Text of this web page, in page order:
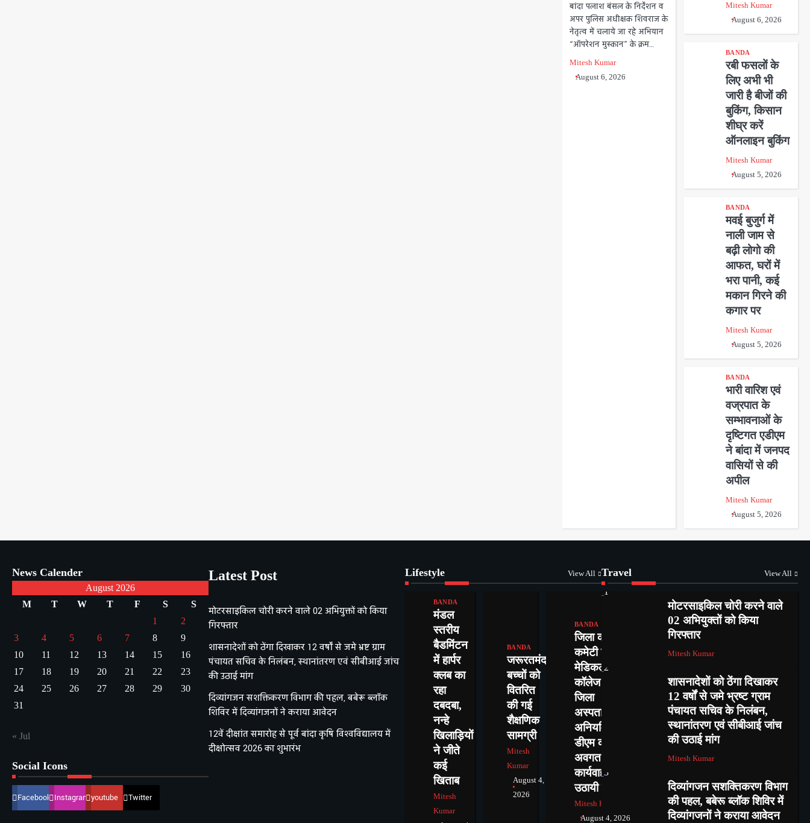
बांदा पलाश बंसल के निर्देशन व
अपर पुलिस अधीक्षक शिवराज के
नेतृत्व में चलाये जा रहे अभियान
“ऑपरेशन मुस्कान” के क्रम…
Mitesh Kumar
August 6, 2026
Mitesh Kumar
August 6, 2026
BANDA
रबी फसलों के
लिए अभी भी
जारी है बीजों की
बुकिंग, किसान
शीघ्र करें
ऑनलाइन बुकिंग
Mitesh Kumar
August 5, 2026
BANDA
मवई बुजुर्ग में
नाली जाम से
बढ़ी लोगो की
आफत, घरों में
भरा पानी, कई
मकान गिरने की
कगार पर
Mitesh Kumar
August 5, 2026
BANDA
भारी वारिश एवं
वज्रपात के
सम्भावनाओं के
दृष्टिगत एडीएम
ने बांदा में जनपद
वासियों से की
अपील
Mitesh Kumar
August 5, 2026
News Calender
August 2026
M
T W T F S
S
1
2
3
4 5 6 7 8
9
10
11 12 13 14 15
16
17
18 19 20 21 22
23
24
25 26 27 28 29
30
31
« Jul
Social Icons
Facebook Instagramyoutube Twitter
Latest Post
मोटरसाइकिल चोरी करने वाले 02 अभियुक्तों को किया
गिरफ्तार
शासनादेशों को ठेंगा दिखाकर 12 वर्षों से जमे भ्रष्ट ग्राम
पंचायत सचिव के निलंबन, स्थानांतरण एवं सीबीआई जांच
की उठाई मांग
दिव्यांगजन सशक्तिकरण विभाग की पहल, बबेरू ब्लॉक
शिविर में दिव्यांगजनों ने कराया आवेदन
12वें दीक्षांत समारोह से पूर्व बांदा कृषि विश्वविद्यालय में
दीक्षोत्सव 2026 का शुभारंभ
Lifestyle View All
BANDA
मंडल
स्तरीय
बैडमिंटन
में हार्पर
क्लब का
रहा
दबदबा,
नन्हे
खिलाड़ियों
ने जीते
कई
खिताब
Mitesh
Kumar
BANDA
जरूरतमंद
बच्चों को
वितरित
की गई
शैक्षणिक
सामग्री
Mitesh
Kumar
August 4,
2026
BANDA
जिला कांग्रेस
कमेटी ने बताई
मेडिकल
कॉलेज व
जिला
अस्पताल में
अनियमितताएं,
डीएम को
अवगत करा
कार्यवाही की
उठायी मांग
Mitesh Kumar
August 4, 2026
Travel View All
1
मोटरसाइकिल चोरी करने वाले
02 अभियुक्तों को किया
गिरफ्तार
Mitesh Kumar
2
शासनादेशों को ठेंगा दिखाकर
12 वर्षों से जमे भ्रष्ट ग्राम
पंचायत सचिव के निलंबन,
स्थानांतरण एवं सीबीआई जांच
की उठाई मांग
Mitesh Kumar
3
दिव्यांगजन सशक्तिकरण विभाग
की पहल, बबेरू ब्लॉक शिविर में
दिव्यांगजनों ने कराया आवेदन